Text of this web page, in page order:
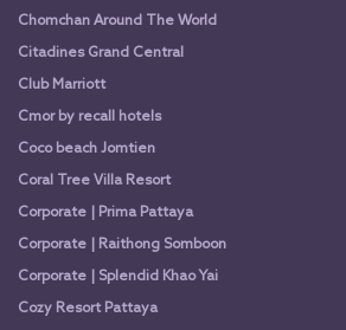
Chomchan Around The World
Citadines Grand Central
Club Marriott
Cmor by recall hotels
Coco beach Jomtien
Coral Tree Villa Resort
Corporate | Prima Pattaya
Corporate | Raithong Somboon
Corporate | Splendid Khao Yai
Cozy Resort Pattaya